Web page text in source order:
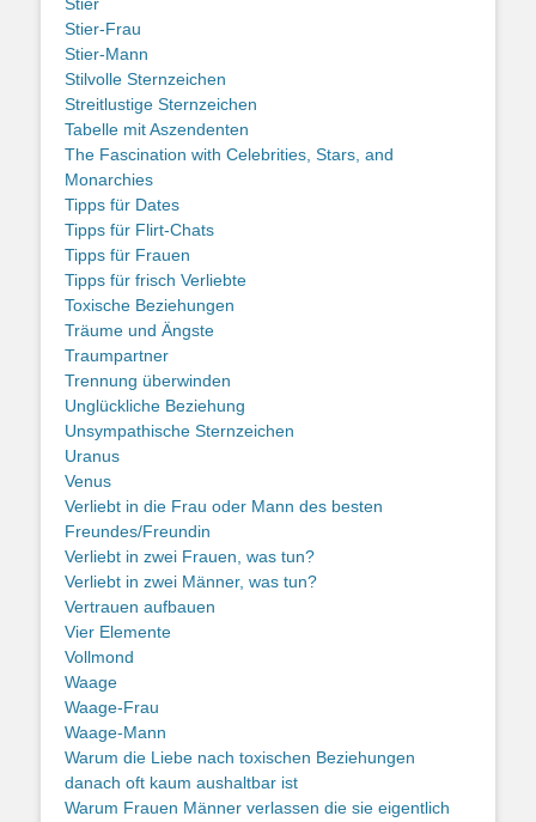
Stier-Frau
Stier-Mann
Stilvolle Sternzeichen
Streitlustige Sternzeichen
Tabelle mit Aszendenten
The Fascination with Celebrities, Stars, and
Monarchies
Tipps für Dates
Tipps für Flirt-Chats
Tipps für Frauen
Tipps für frisch Verliebte
Toxische Beziehungen
Träume und Ängste
Traumpartner
Trennung überwinden
Unglückliche Beziehung
Unsympathische Sternzeichen
Uranus
Venus
Verliebt in die Frau oder Mann des besten
Freundes/Freundin
Verliebt in zwei Frauen, was tun?
Verliebt in zwei Männer, was tun?
Vertrauen aufbauen
Vier Elemente
Vollmond
Waage
Waage-Frau
Waage-Mann
Warum die Liebe nach toxischen Beziehungen
danach oft kaum aushaltbar ist
Warum Frauen Männer verlassen die sie eigentlich